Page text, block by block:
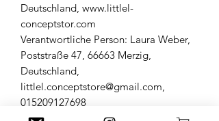
Deutschland, www.littlel-
conceptstor.com
Verantwortliche Person: Laura Weber,
Poststraße 47, 66663 Merzig,
Deutschland,
littlel.conceptstore@gmail.com,
015209127698